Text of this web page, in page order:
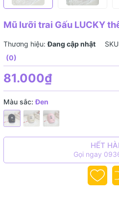
Mũ lưỡi trai Gấu LUCKY
Thương hiệu:Đang cập nhật
(0)
81.000₫
Màu sắc:Đen
HẾT
Gọi ngay